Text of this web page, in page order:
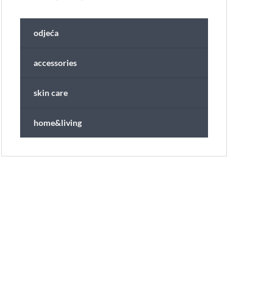
odjeća
accessories
skin care
home&living